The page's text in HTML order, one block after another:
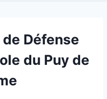
Défense
du Puy de